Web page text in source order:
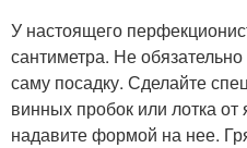
У настоящего
сантиметра. Не
саму посадку. Сделайте
винных пробок или лотка
надавите формой на нее.